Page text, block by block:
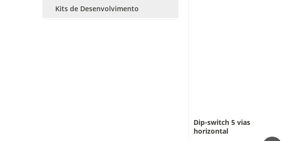
Kits de Desenvolvimento
Dip-switch 5 vias
horizontal